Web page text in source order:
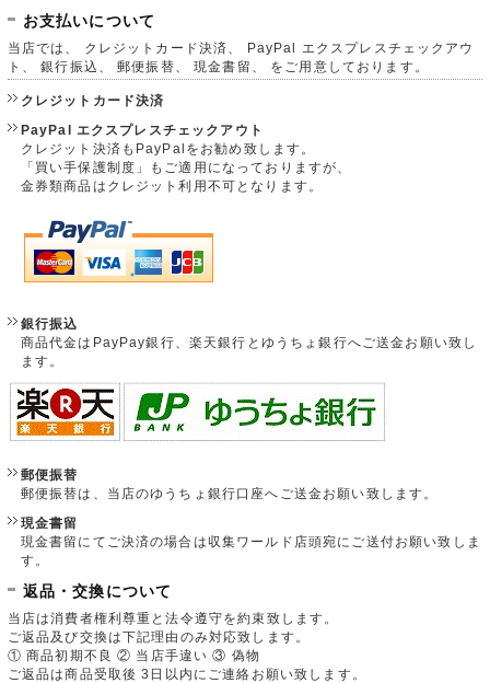
お支払いについて
当店では、 クレジットカード決済、 PayPal エクスプレスチェックアウ
ト、 銀行振込、 郵便振替、 現金書留、 をご用意しております。
クレジットカード決済
PayPal エクスプレスチェックアウト
クレジット決済もPayPalをお勧め致します。
「買い手保護制度」もご適用になっておりますが、
金券類商品はクレジット利用不可となります。
銀行振込
商品代金はPayPay銀行、楽天銀行とゆうちょ銀行へご送金お願い致し
ます。
郵便振替
郵便振替は、当店のゆうちょ銀行口座へご送金お願い致します。
現金書留
現金書留にてご決済の場合は収集ワールド店頭宛にご送付お願い致しま
す。
返品・交換について
当店は消費者権利尊重と法令遵守を約束致します。
ご返品及び交換は下記理由のみ対応致します。
① 商品初期不良 ② 当店手違い ③ 偽物
ご返品は商品受取後 3日以内にご連絡お願い致します。